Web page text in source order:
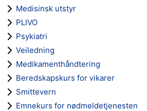
Medisinsk utstyr
PLIVO
Psykiatri
Veiledning
Medikamenthåndtering
Beredskapskurs for vikarer
Smittevern
Emnekurs for nødmeldetjenesten